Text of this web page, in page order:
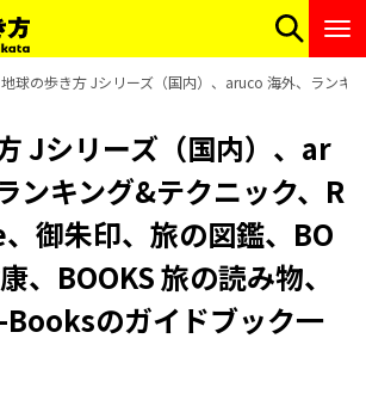
地球の歩き方 Jシリーズ（国内）、aruco 海外、ランキ
Jシリーズ（国内）、ar
ンキング&テクニック、R
御朱印、旅の図鑑、BO
、BOOKS 旅の読み物、
Booksのガイドブック一